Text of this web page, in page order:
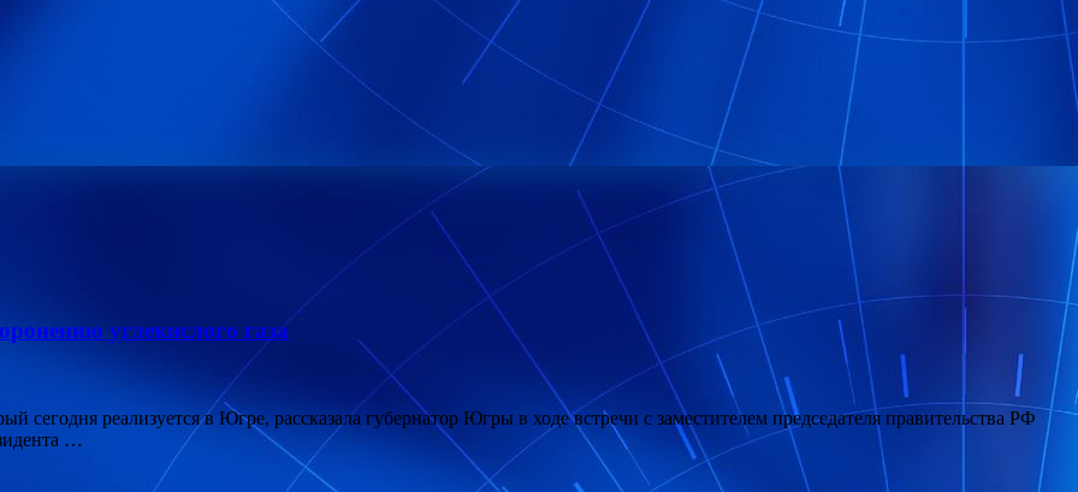
углекислого газа
реализуется в Югре, рассказала губернатор Югры в ходе встречи с заместителем председателя правительства РФ
…